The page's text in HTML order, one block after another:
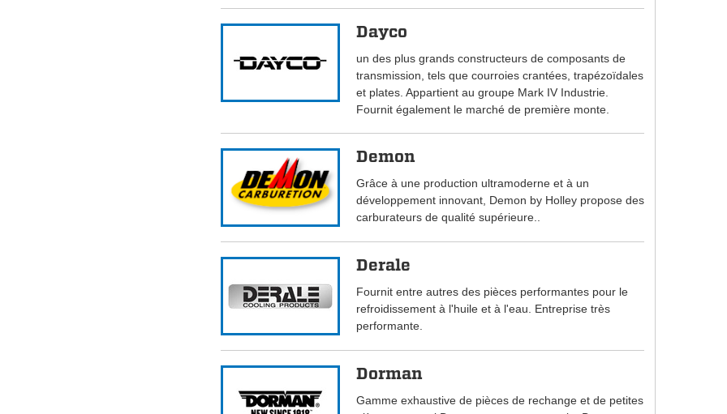
Dayco
un des plus grands constructeurs de composants de
transmission, tels que courroies crantées, trapézoïdales
et plates. Appartient au groupe Mark IV Industrie.
Fournit également le marché de première monte.
Demon
Grâce à une production ultramoderne et à un
développement innovant, Demon by Holley propose des
carburateurs de qualité supérieure..
Derale
Fournit entre autres des pièces performantes pour le
refroidissement à l'huile et à l'eau. Entreprise très
performante.
Dorman
Gamme exhaustive de pièces de rechange et de petites